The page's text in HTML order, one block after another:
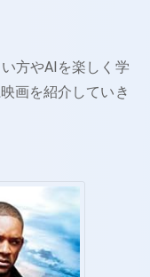
方やAIを楽しく学
画を紹介していき